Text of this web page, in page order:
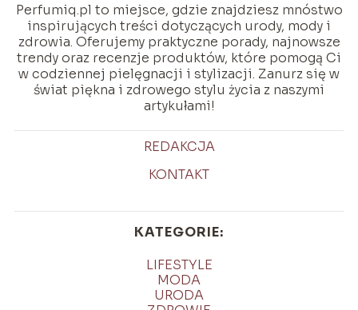
Perfumiq.pl to miejsce, gdzie znajdziesz mnóstwo
inspirujących treści dotyczących urody, mody i
zdrowia. Oferujemy praktyczne porady, najnowsze
trendy oraz recenzje produktów, które pomogą Ci
w codziennej pielęgnacji i stylizacji. Zanurz się w
świat piękna i zdrowego stylu życia z naszymi
artykułami!
REDAKCJA
KONTAKT
KATEGORIE:
LIFESTYLE
MODA
URODA